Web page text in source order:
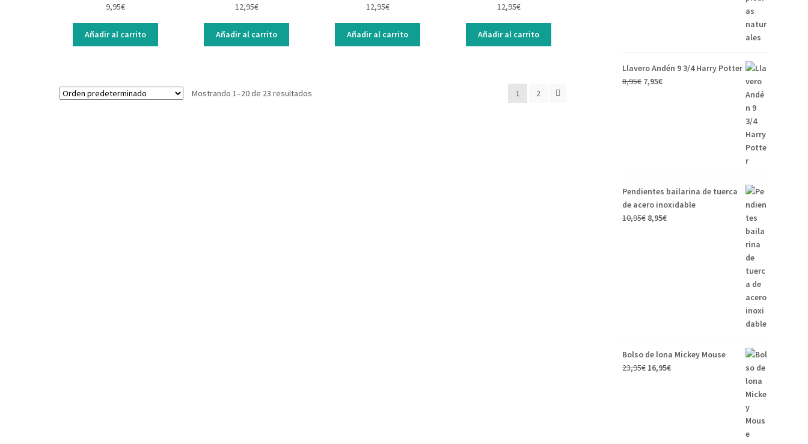
9,95€
Añadir al carrito
12,95€
Añadir al carrito
12,95€
Añadir al carrito
12,95€
Añadir al carrito
Mostrando 1–20 de 23 resultados 1 2
Llavero Andén 9 3/4 Harry Potter
8,95€ 7,95€
Pendientes bailarina de tuerca
de acero inoxidable
10,95€ 8,95€
Bolso de lona Mickey Mouse
23,95€ 16,95€